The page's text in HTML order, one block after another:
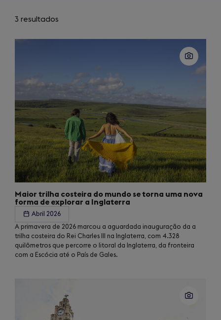
3 resultados
Maior trilha costeira do mundo se torna uma nova
forma de explorar a Inglaterra
Abril 2026
A primavera de 2026 marcou a aguardada inauguração da a
trilha costeira do Rei Charles III na Inglaterra, com 4.328
quilômetros que percorre o litoral da Inglaterra, da fronteira
com a Escócia até o País de Gales.